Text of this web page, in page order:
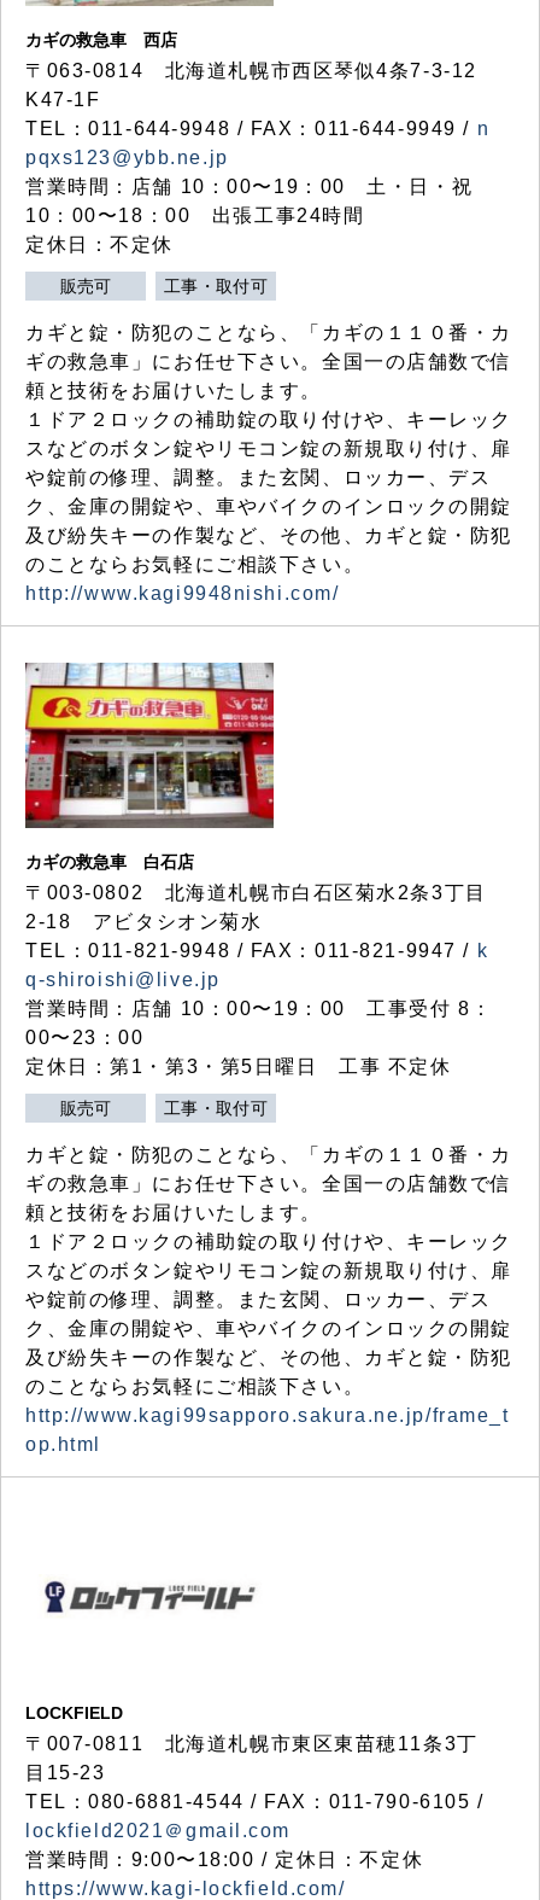
カギの救急車 西店
〒063-0814 北海道札幌市西区琴似4条7-3-12
K47-1F
TEL：011-644-9948 / FAX：011-644-9949 / n
pqxs123@ybb.ne.jp
営業時間：店舗 10：00〜19：00 土・日・祝
10：00〜18：00 出張工事24時間
定休日：不定休
販売可 工事・取付可
カギと錠・防犯のことなら、「カギの１１０番・カ
ギの救急車」にお任せ下さい。全国一の店舗数で信
頼と技術をお届けいたします。
１ドア２ロックの補助錠の取り付けや、キーレック
スなどのボタン錠やリモコン錠の新規取り付け、扉
や錠前の修理、調整。また玄関、ロッカー、デス
ク、金庫の開錠や、車やバイクのインロックの開錠
及び紛失キーの作製など、その他、カギと錠・防犯
のことならお気軽にご相談下さい。
http://www.kagi9948nishi.com/
カギの救急車 白石店
〒003-0802 北海道札幌市白石区菊水2条3丁目
2-18 アビタシオン菊水
TEL：011-821-9948 / FAX：011-821-9947 / k
q-shiroishi@live.jp
営業時間：店舗 10：00〜19：00 工事受付 8：
00〜23：00
定休日：第1・第3・第5日曜日 工事 不定休
販売可 工事・取付可
カギと錠・防犯のことなら、「カギの１１０番・カ
ギの救急車」にお任せ下さい。全国一の店舗数で信
頼と技術をお届けいたします。
１ドア２ロックの補助錠の取り付けや、キーレック
スなどのボタン錠やリモコン錠の新規取り付け、扉
や錠前の修理、調整。また玄関、ロッカー、デス
ク、金庫の開錠や、車やバイクのインロックの開錠
及び紛失キーの作製など、その他、カギと錠・防犯
のことならお気軽にご相談下さい。
http://www.kagi99sapporo.sakura.ne.jp/frame_t
op.html
LOCKFIELD
〒007-0811 北海道札幌市東区東苗穂11条3丁
目15-23
TEL：080-6881-4544 / FAX：011-790-6105 /
lockfield2021＠gmail.com
営業時間：9:00〜18:00 / 定休日：不定休
https://www.kagi-lockfield.com/